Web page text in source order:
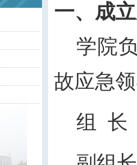
一、成
学院
故应急
组
长